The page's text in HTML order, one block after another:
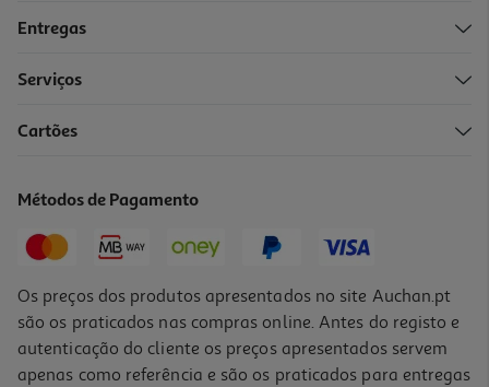
Entregas
Serviços
Cartões
Métodos de Pagamento
Os preços dos produtos apresentados no site Auchan.pt
são os praticados nas compras online. Antes do registo e
autenticação do cliente os preços apresentados servem
apenas como referência e são os praticados para entregas